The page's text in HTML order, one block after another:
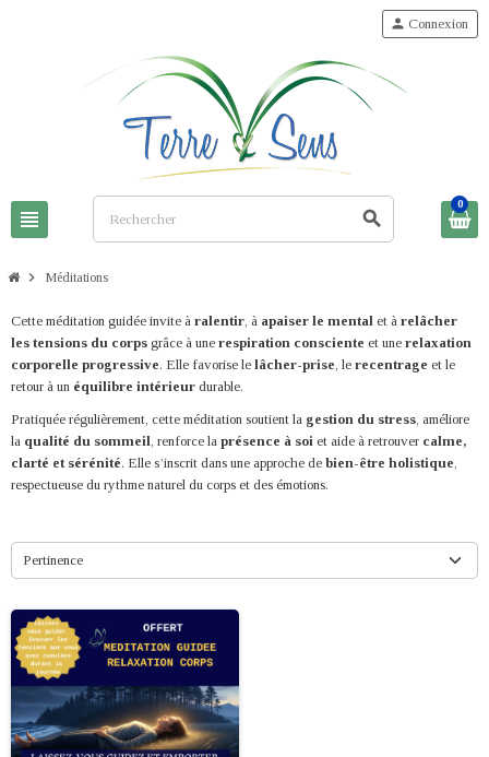
view_headline search
person Connexion
0
chevron_right Méditations
Cette méditation guidée invite à ralentir, à apaiser le mental et à relâcher
les tensions du corps grâce à une respiration consciente et une relaxation
corporelle progressive. Elle favorise le lâcher-prise, le recentrage et le
retour à un équilibre intérieur durable.
Pratiquée régulièrement, cette méditation soutient la gestion du stress, améliore
la qualité du sommeil, renforce la présence à soi et aide à retrouver calme,
clarté et sérénité. Elle s’inscrit dans une approche de bien-être holistique,
respectueuse du rythme naturel du corps et des émotions.
Pertinence